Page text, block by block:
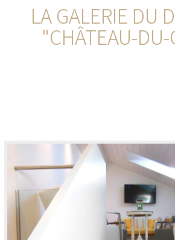
LA GALERIE DU
"CHÂTEAU-DU-